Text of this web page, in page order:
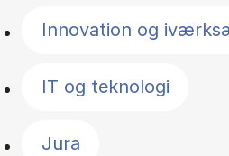
Innovation og
IT og teknologi
Jura